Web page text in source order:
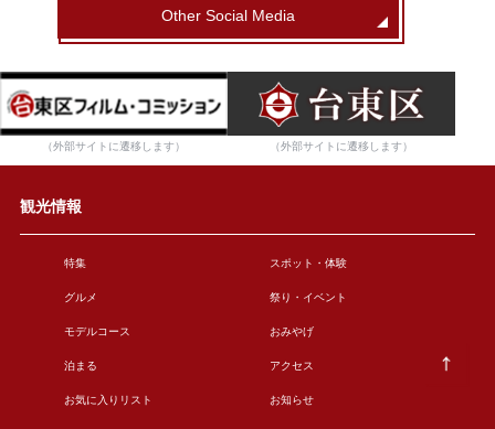
Other Social Media
（外部サイトに遷移します） （外部サイトに遷移します）
観光情報
特集 スポット・体験
グルメ 祭り・イベント
モデルコース おみやげ
泊まる アクセス
お気に入りリスト お知らせ